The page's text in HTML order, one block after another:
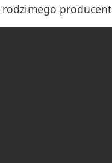
rodzimego